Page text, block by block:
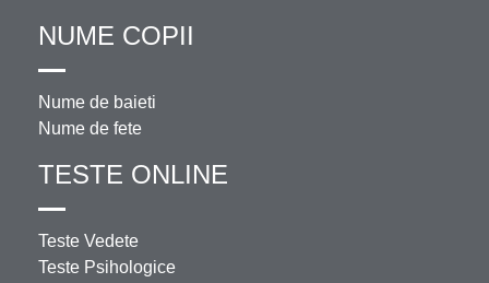
NUME COPII
Nume de baieti
Nume de fete
TESTE ONLINE
Teste Vedete
Teste Psihologice